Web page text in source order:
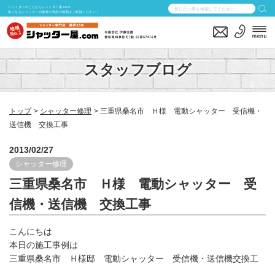
シャッターのことならシャッター屋.com
気になるシャッターの価格や商品の種類はご相談ください！
スタッフブログ
トップ シャッター修理
三重県桑名市 Ｈ様 電動シャッター 受信機・
送信機 交換工事
2013/02/27
シャッター修理
三重県桑名市 Ｈ様 電動シャッター 受
信機・送信機 交換工事
こんにちは
本日の施工事例は
三重県桑名市 Ｈ様邸 電動シャッター 受信機・送信機交換工